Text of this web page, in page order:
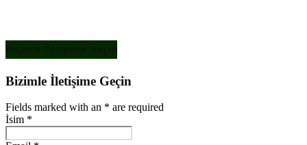
Bizimle İletişime Geçin
Bizimle İletişime Geçin
Fields marked with an * are required
İsim *